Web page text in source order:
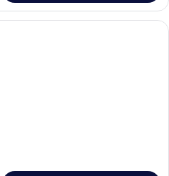
Una camera d'hotel con un letto